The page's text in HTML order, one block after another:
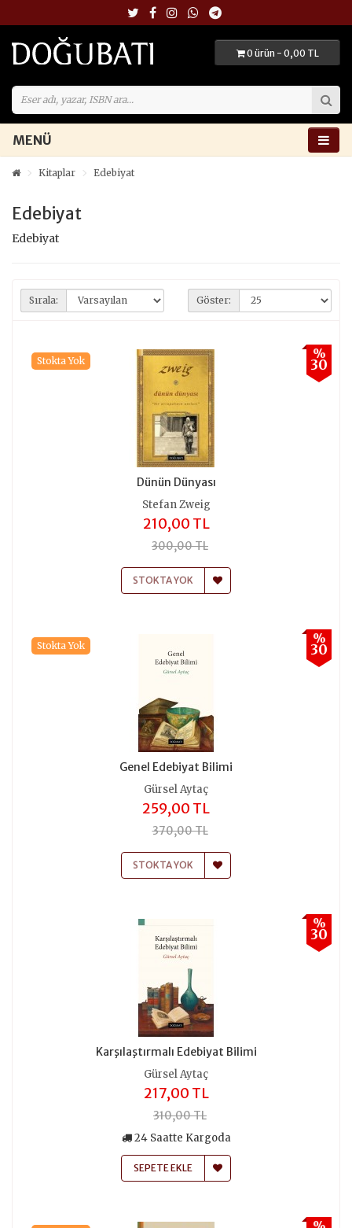
0 ürün - 0,00 TL
MENÜ
Kitaplar Edebiyat
Edebiyat
Edebiyat
Sırala: Göster:
%
30
Stokta Yok
Dünün Dünyası
Stefan Zweig
210,00 TL
300,00 TL
STOKTA YOK
%
30
Stokta Yok
Genel Edebiyat Bilimi
Gürsel Aytaç
259,00 TL
370,00 TL
STOKTA YOK
%
30
Karşılaştırmalı Edebiyat Bilimi
Gürsel Aytaç
217,00 TL
310,00 TL
24 Saatte Kargoda
SEPETE EKLE